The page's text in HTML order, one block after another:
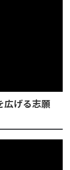
広げる志願